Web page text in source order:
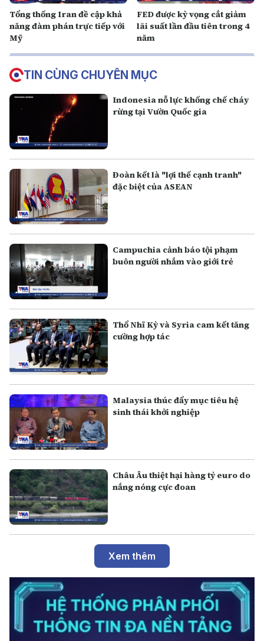
Tổng thống Iran đề cập khả
năng đàm phán trực tiếp với
Mỹ
FED được kỳ vọng cắt giảm
lãi suất lần đầu tiên trong 4
năm
TIN CÙNG CHUYÊN MỤC
Indonesia nỗ lực khống chế cháy
rừng tại Vườn Quốc gia
Đoàn kết là "lợi thế cạnh tranh"
đặc biệt của ASEAN
Campuchia cảnh báo tội phạm
buôn người nhắm vào giới trẻ
Thổ Nhĩ Kỳ và Syria cam kết tăng
cường hợp tác
Malaysia thúc đẩy mục tiêu hệ
sinh thái khởi nghiệp
Châu Âu thiệt hại hàng tỷ euro do
nắng nóng cực đoan
Xem thêm